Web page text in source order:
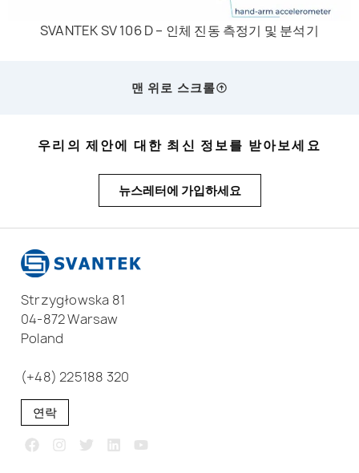
SVANTEK SV 106 D – 인체 진동 측정기 및 분석기
맨 위로 스크롤
우리의 제안에 대한 최신 정보를 받아보세요
뉴스레터에 가입하세요
Strzygłowska 81
04-872 Warsaw
Poland
(+48) 225188 320
연락